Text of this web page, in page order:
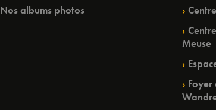
Nos albums photos
Meuse